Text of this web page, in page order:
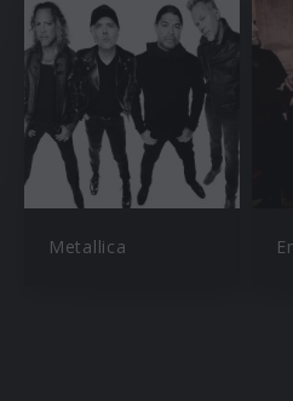
Metallica